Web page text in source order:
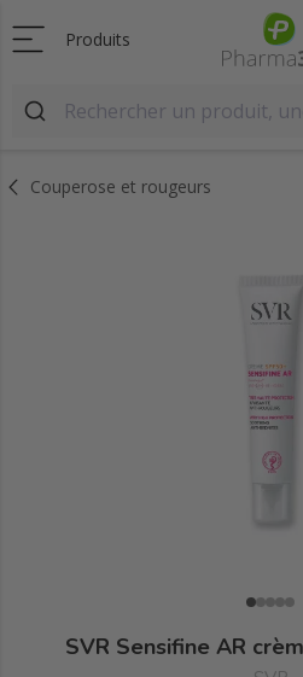
Produits
Couperose et rougeurs
SVR Sensifine AR